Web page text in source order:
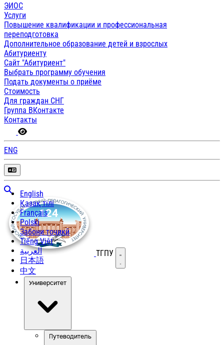
ЭИОС
Услуги
Повышение квалификации и профессиональная
переподготовка
Дополнительное образование детей и взрослых
Абитуриенту
Сайт "Абитуриент"
Выбрать программу обучения
Подать документы о приёме
Стоимость
Для граждан СНГ
Группа ВКонтакте
Контакты
ENG
English
Қазақ тілі
Français
Polski
Забони тоҷикӣ
Tiếng Việt
العربية
日本語
中文
ТГПУ Открыть меню
Университет
Путеводитель